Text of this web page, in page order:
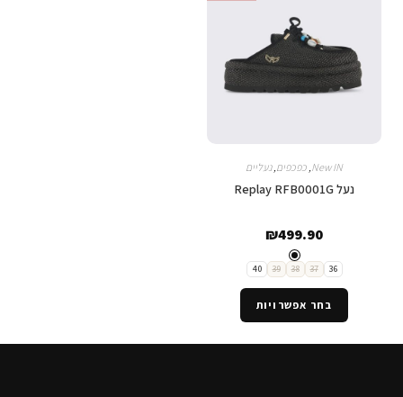
New IN כפכפים ,נעליים
נעל Replay RFB0001G
₪499.90
36
37
38
39
40
בחר אפשרויות